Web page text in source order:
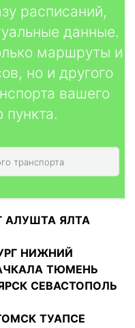
расписаний,
данные.
маршруты и
но и другого
вашего
пункта.
АЛУШТА ЯЛТА
НИЖНИЙ
ТЮМЕНЬ
СЕВАСТОПОЛЬ
ТУАПСЕ